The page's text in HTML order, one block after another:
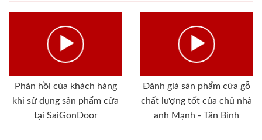
Phản hồi của khách hàng
khi sử dụng sản phẩm cửa
tại SaiGonDoor
Đánh giá sản phẩm cửa gỗ
chất lượng tốt của chủ nhà
anh Mạnh - Tân Bình